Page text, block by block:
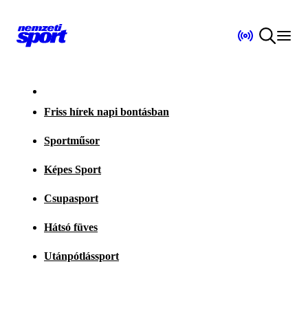
Friss hírek napi bontásban
Sportműsor
Képes Sport
Csupasport
Hátsó füves
Utánpótlássport